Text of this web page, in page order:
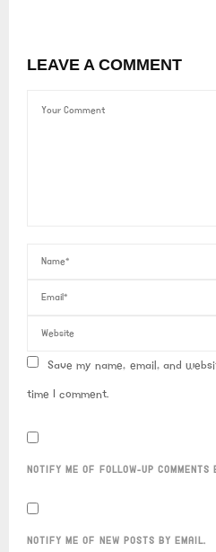
LEAVE A COMMENT
Save my name, email, and
time I comment.
NOTIFY ME OF FOLLOW-UP COMMENTS
NOTIFY ME OF NEW POSTS BY EMAIL.